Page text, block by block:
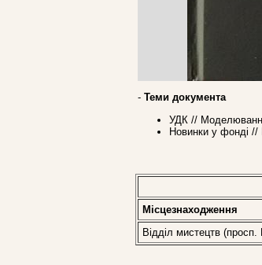
- Теми документа
УДК //
Новинки у фонді //
Місцезнаходження
Відділ мистецтв (просп.